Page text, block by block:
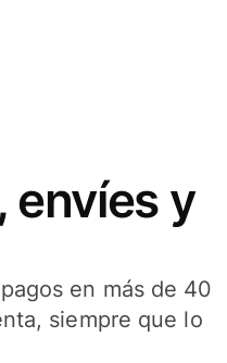
envíes y
en más de 40
siempre que lo